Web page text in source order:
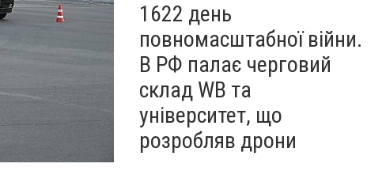
1622 день
повномасштабної війни.
В РФ палає черговий
склад WB та
університет, що
розробляв дрони